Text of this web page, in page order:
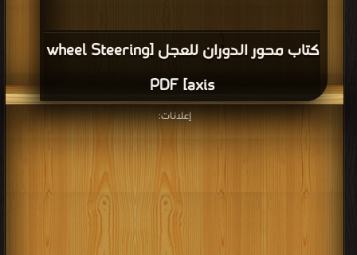
كتاب محور الدوران للعجل [wheel Steering
axis] PDF
إعلانات: